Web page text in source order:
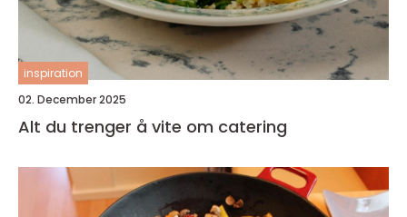
inspiration
02. December 2025
Alt du trenger å vite om catering